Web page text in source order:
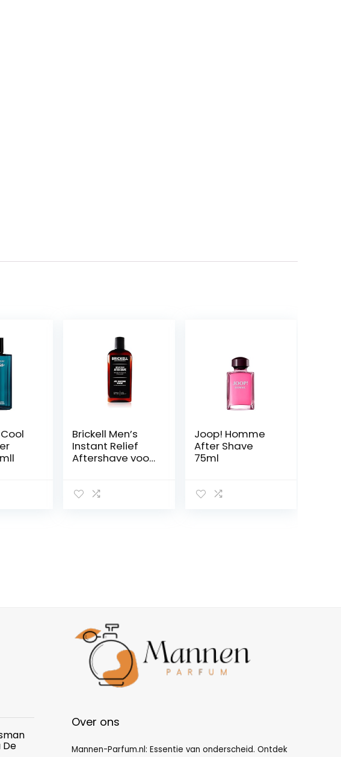
Cool
Brickell Men’s
Instant Relief
Aftershave voor
organische
Joop! Homme
After Shave
75ml
De
Over ons
Mannen-Parfum.nl: Essentie van onderscheid. Ontdek